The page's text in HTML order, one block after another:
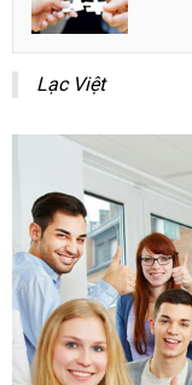
Lạc Việt